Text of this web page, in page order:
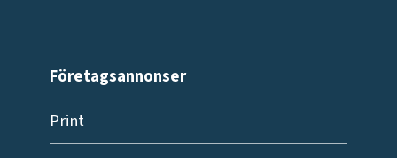
Företagsannonser
Print